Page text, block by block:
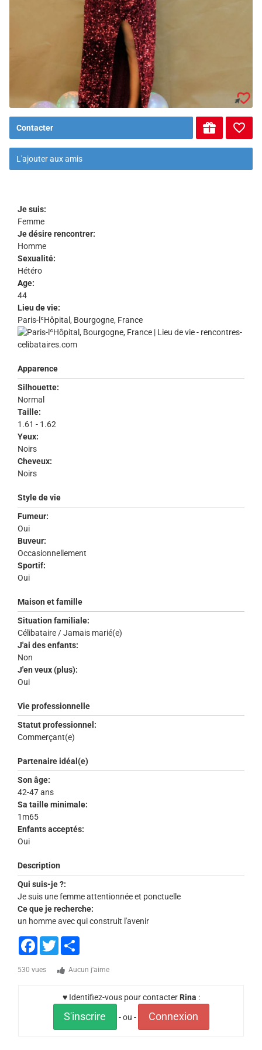
Contacter
L'ajouter aux amis
Je suis:
Femme
Je désire rencontrer:
Homme
Sexualité:
Hétéro
Age:
44
Lieu de vie:
Paris-lʿHôpital, Bourgogne, France
Apparence
Silhouette:
Normal
Taille:
1.61 - 1.62
Yeux:
Noirs
Cheveux:
Noirs
Style de vie
Fumeur:
Oui
Buveur:
Occasionnellement
Sportif:
Oui
Maison et famille
Situation familiale:
Célibataire / Jamais marié(e)
J'ai des enfants:
Non
J'en veux (plus):
Oui
Vie professionnelle
Statut professionnel:
Commerçant(e)
Partenaire idéal(e)
Son âge:
42-47 ans
Sa taille minimale:
1m65
Enfants acceptés:
Oui
Description
Qui suis-je ?:
Je suis une femme attentionnée et ponctuelle
Ce que je recherche:
un homme avec qui construit l'avenir
Facebook
Twitter
530 vues Aucun j'aime
♥ Identifiez-vous pour contacter Rina :
S'inscrire - ou - Connexion